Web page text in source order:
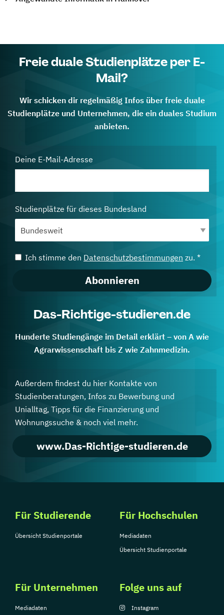
Freie duale Studienplätze per E-
Mail?
Wir schicken dir regelmäßig Infos über freie duale
Studienplätze und Unternehmen, die ein duales Studium
anbieten.
Deine E-Mail-Adresse
Studienplätze für dieses Bundesland
Ich stimme den Datenschutzbestimmungen zu. *
Abonnieren
Das-Richtige-studieren.de
Hunderte Studiengänge im Detail erklärt – von A wie
Agrarwissenschaft bis Z wie Zahnmedizin.
Außerdem findest du hier Kontakte von
Studienberatungen, Infos zu Bewerbung und
Unialltag, Tipps für die Finanzierung und
Wohnungssuche & noch viel mehr.
www.Das-Richtige-studieren.de
Für Studierende
Übersicht Studienportale
Für Hochschulen
Mediadaten
Übersicht Studienportale
Für Unternehmen
Mediadaten
Folge uns auf
Instagram